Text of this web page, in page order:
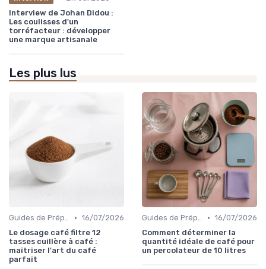
Interview de Johan Didou :
Les coulisses d'un
torréfacteur : développer
une marque artisanale
Les plus lus
Guides de Préparation • 16/07/2026
Le dosage café filtre 12
tasses cuillère à café :
maîtriser l'art du café
parfait
Guides de Préparation • 16/07/2026
Comment déterminer la
quantité idéale de café pour
un percolateur de 10 litres